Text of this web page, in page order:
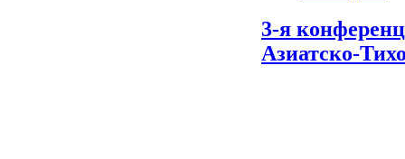
3-я
Азиатско-